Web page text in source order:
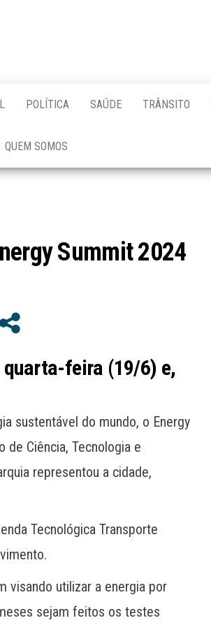
POLÍTICA SAÚDE TRÂNSITO
QUEM SOMOS
Summit 2024
quarta-feira (19/6) e,
sustentável do mundo, o Energy
Ciência, Tecnologia e
representou a cidade,
Tecnológica Transporte
visando utilizar a energia por
sejam feitos os testes